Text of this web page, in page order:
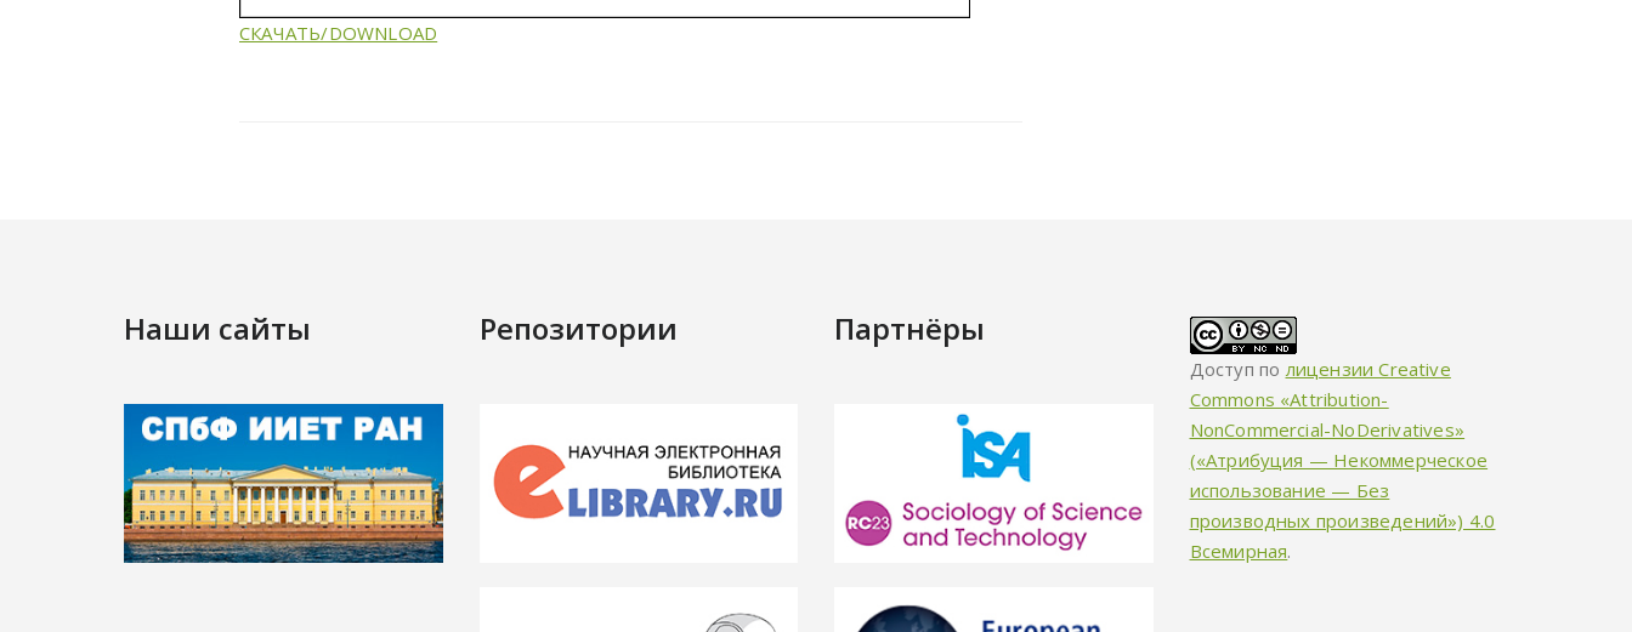
СКАЧАТЬ/DOWNLOAD
Наши сайты Репозитории Партнёры
Доступ по лицензии Creative
Commons «Attribution-
NonCommercial-NoDerivatives»
(«Атрибуция — Некоммерческое
использование — Без
производных произведений») 4.0
Всемирная.